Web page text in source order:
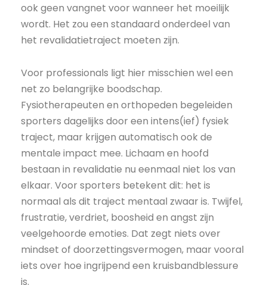
ook geen vangnet voor wanneer het moeilijk
wordt. Het zou een standaard onderdeel van
het revalidatietraject moeten zijn.
Voor professionals ligt hier misschien wel een
net zo belangrijke boodschap.
Fysiotherapeuten en orthopeden begeleiden
sporters dagelijks door een intens(ief) fysiek
traject, maar krijgen automatisch ook de
mentale impact mee. Lichaam en hoofd
bestaan in revalidatie nu eenmaal niet los van
elkaar. Voor sporters betekent dit: het is
normaal als dit traject mentaal zwaar is. Twijfel,
frustratie, verdriet, boosheid en angst zijn
veelgehoorde emoties. Dat zegt niets over
mindset of doorzettingsvermogen, maar vooral
iets over hoe ingrijpend een kruisbandblessure
is.